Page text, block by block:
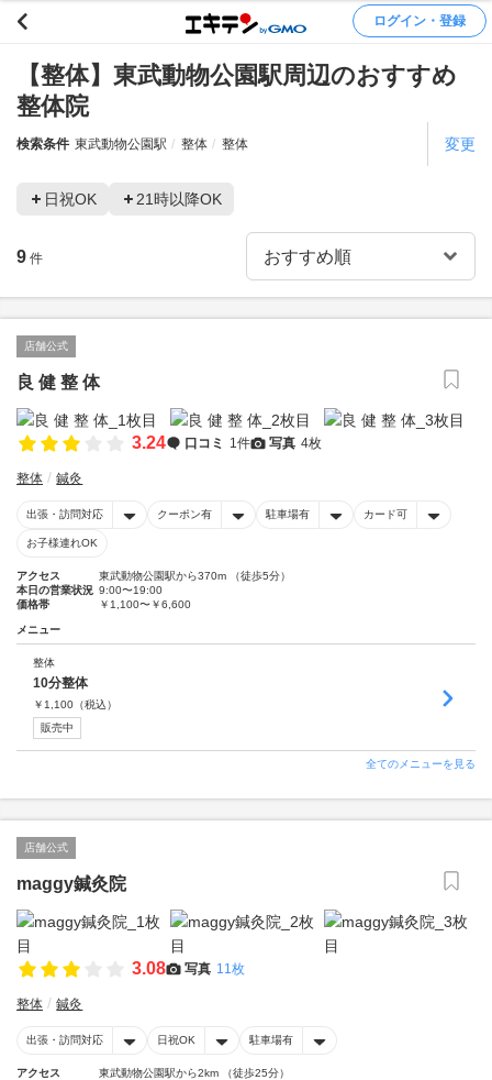
ログイン・登録
【整体】東武動物公園駅周辺のおすすめ
整体院
検索条件 東武動物公園駅 整体 整体 変更
日祝OK 21時以降OK
9 件
店舗公式
良 健 整 体
3.24 口コミ 1件 写真 4枚
整体 鍼灸
出張・訪問対応 クーポン有 駐車場有 カード可
お子様連れOK
アクセス
東武動物公園駅から370m （徒歩5分）
本日の営業状況 9:00〜19:00
価格帯
￥1,100〜￥6,600
メニュー
整体
10分整体
￥ 1,100 （税込）
販売中
全てのメニューを見る
店舗公式
maggy鍼灸院
3.08 写真 11枚
整体 鍼灸
出張・訪問対応 日祝OK 駐車場有
アクセス
東武動物公園駅から2km （徒歩25分）